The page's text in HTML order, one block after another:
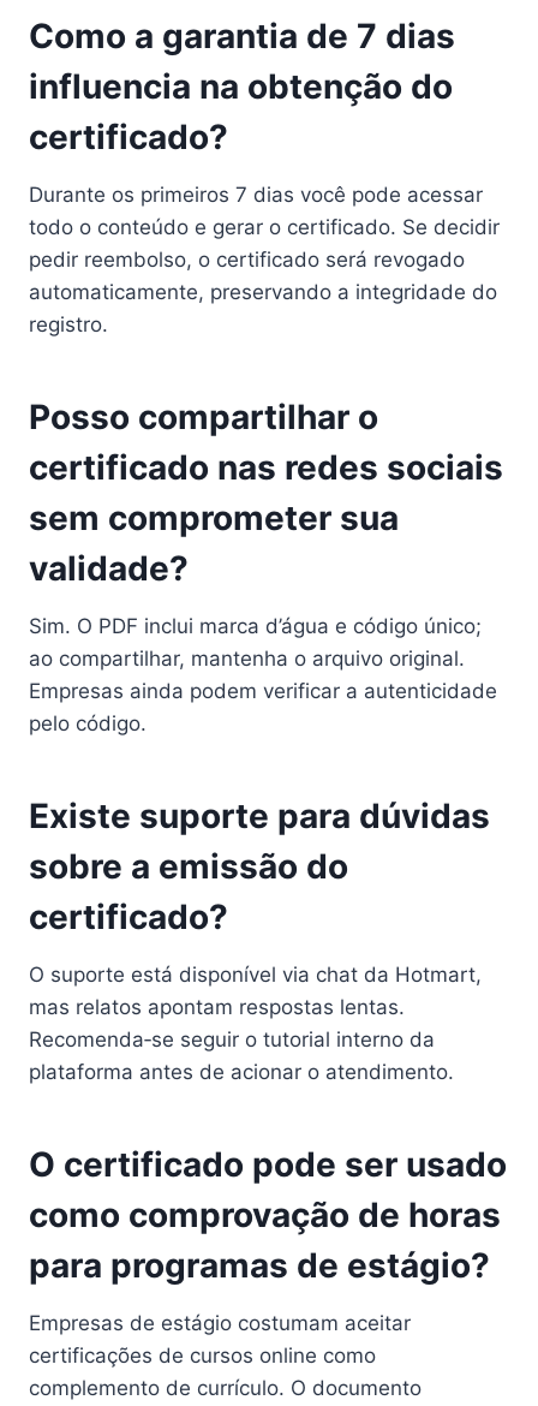
Como a garantia de 7 dias
influencia na obtenção do
certificado?
Durante os primeiros 7 dias você pode acessar
todo o conteúdo e gerar o certificado. Se decidir
pedir reembolso, o certificado será revogado
automaticamente, preservando a integridade do
registro.
Posso compartilhar o
certificado nas redes sociais
sem comprometer sua
validade?
Sim. O PDF inclui marca d’água e código único;
ao compartilhar, mantenha o arquivo original.
Empresas ainda podem verificar a autenticidade
pelo código.
Existe suporte para dúvidas
sobre a emissão do
certificado?
O suporte está disponível via chat da Hotmart,
mas relatos apontam respostas lentas.
Recomenda‑se seguir o tutorial interno da
plataforma antes de acionar o atendimento.
O certificado pode ser usado
como comprovação de horas
para programas de estágio?
Empresas de estágio costumam aceitar
certificações de cursos online como
complemento de currículo. O documento